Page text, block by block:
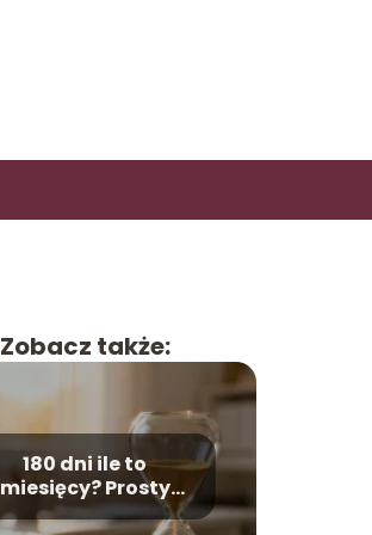
Zobacz także:
180 dni ile to
miesięcy? Prosty
przelicznik czasu